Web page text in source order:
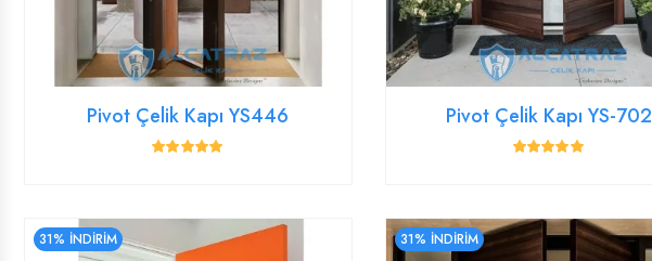
Pivot Çelik Kapı YS446 Pivot Çelik Kapı YS-702
31% İNDİRİM 31% İNDİRİM